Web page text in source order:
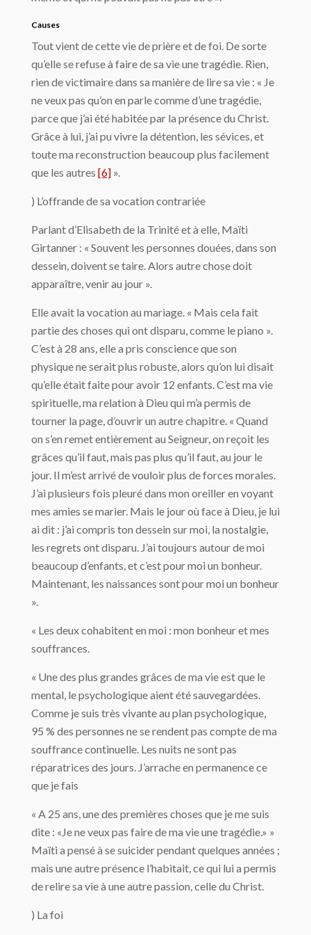
Causes
Tout vient de cette vie de prière et de foi. De sorte
qu’elle se refuse à faire de sa vie une tragédie. Rien,
rien de victimaire dans sa manière de lire sa vie : « Je
ne veux pas qu’on en parle comme d’une tragédie,
parce que j’ai été habitée par la présence du Christ.
Grâce à lui, j’ai pu vivre la détention, les sévices, et
toute ma reconstruction beaucoup plus facilement
que les autres [6] ».
) L’offrande de sa vocation contrariée
Parlant d’Elisabeth de la Trinité et à elle, Maïti
Girtanner : « Souvent les personnes douées, dans son
dessein, doivent se taire. Alors autre chose doit
apparaître, venir au jour ».
Elle avait la vocation au mariage. « Mais cela fait
partie des choses qui ont disparu, comme le piano ».
C’est à 28 ans, elle a pris conscience que son
physique ne serait plus robuste, alors qu’on lui disait
qu’elle était faite pour avoir 12 enfants. C’est ma vie
spirituelle, ma relation à Dieu qui m’a permis de
tourner la page, d’ouvrir un autre chapitre. « Quand
on s’en remet entièrement au Seigneur, on reçoit les
grâces qu’il faut, mais pas plus qu’il faut, au jour le
jour. Il m’est arrivé de vouloir plus de forces morales.
J’ai plusieurs fois pleuré dans mon oreiller en voyant
mes amies se marier. Mais le jour où face à Dieu, je lui
ai dit : j’ai compris ton dessein sur moi, la nostalgie,
les regrets ont disparu. J’ai toujours autour de moi
beaucoup d’enfants, et c’est pour moi un bonheur.
Maintenant, les naissances sont pour moi un bonheur
».
« Les deux cohabitent en moi : mon bonheur et mes
souffrances.
« Une des plus grandes grâces de ma vie est que le
mental, le psychologique aient été sauvegardées.
Comme je suis très vivante au plan psychologique,
95 % des personnes ne se rendent pas compte de ma
souffrance continuelle. Les nuits ne sont pas
réparatrices des jours. J’arrache en permanence ce
que je fais
« A 25 ans, une des premières choses que je me suis
dite : «Je ne veux pas faire de ma vie une tragédie.» »
Maïti a pensé à se suicider pendant quelques années ;
mais une autre présence l’habitait, ce qui lui a permis
de relire sa vie à une autre passion, celle du Christ.
) La foi